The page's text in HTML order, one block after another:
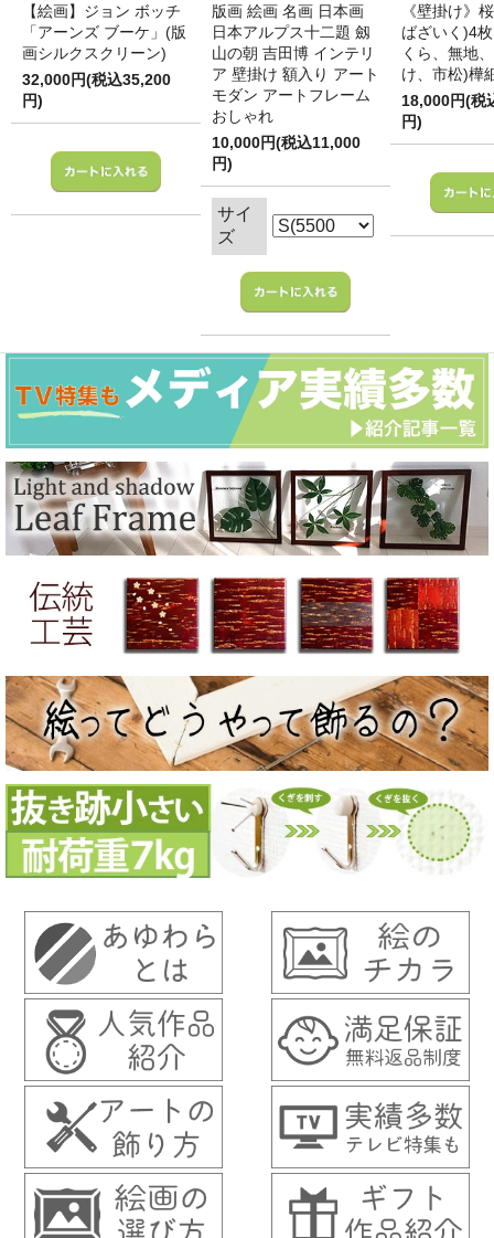
【絵画】ジョン ボッチ
「アーンズ ブーケ」(版
画シルクスクリーン)
32,000円(税込35,200
円)
版画 絵画 名画 日本画
日本アルプス十二題 劔
山の朝 吉田博 インテリ
ア 壁掛け 額入り アート
モダン アートフレーム
おしゃれ
10,000円(税込11,000
円)
サイ
ズ
《壁掛け》
ばざいく)4
くら、無地
け、市松)樺
18,000円(税
円)